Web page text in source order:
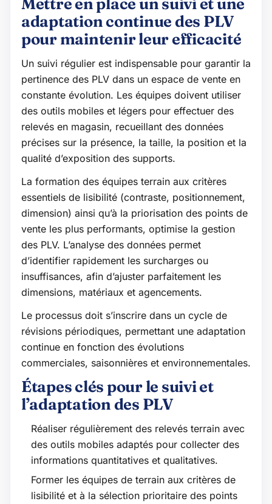
adaptation continue des PLV
pour maintenir leur efficacité
Un suivi régulier est indispensable pour garantir la
pertinence des PLV dans un espace de vente en
constante évolution. Les équipes doivent utiliser
des outils mobiles et légers pour effectuer des
relevés en magasin, recueillant des données
précises sur la présence, la taille, la position et la
qualité d’exposition des supports.
La formation des équipes terrain aux critères
essentiels de lisibilité (contraste, positionnement,
dimension) ainsi qu’à la priorisation des points de
vente les plus performants, optimise la gestion
des PLV. L’analyse des données permet
d’identifier rapidement les surcharges ou
insuffisances, afin d’ajuster parfaitement les
dimensions, matériaux et agencements.
Le processus doit s’inscrire dans un cycle de
révisions périodiques, permettant une adaptation
continue en fonction des évolutions
commerciales, saisonnières et environnementales.
Étapes clés pour le suivi et
l’adaptation des PLV
Réaliser régulièrement des relevés terrain avec
des outils mobiles adaptés pour collecter des
informations quantitatives et qualitatives.
Former les équipes de terrain aux critères de
lisibilité et à la sélection prioritaire des points